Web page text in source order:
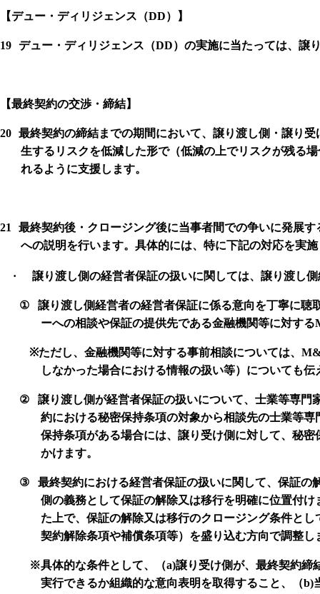
【デュー・ディリジェンス（DD）】
19 デュー・ディリジェンス（DD）の実施に当たっては、譲
【最終契約の交渉・締結】
20 最終契約の締結までの期間において、譲り渡し側・譲り
生するリスクを低減した形で（低減の上でリスクが残る
れるように支援します。
21
最終契約後・クロージング後に当事者間での争いに発展
への説明を行います。具体的には、特に下記の対応を実
· 譲り渡し側の経営者保証の扱いに関しては、譲り渡し
①
譲り渡し側経営者の経営者保証に係る意向を丁寧に
ーへの相談や保証の提供先である金融機関等に対する
※ただし、金融機関等に対する事前相談については、
しなかった場合における情報の扱い等）についても
②
譲り渡し側が経営者保証の扱いについて、士業等専
約における秘密保持条項の対象から相談先の士業等
保持条項がある場合には、譲り受け側に対して、秘
かけます。
③
最終契約における経営者保証の扱いに関して、保証
側の義務として保証の解除又は移行を明確に位置付
た上で、保証の解除又は移行のクロージング条件と
契約解除条項や補償条項等）を盛り込む方向で調整し
※具体的な条件として、（a)譲り受け側が、最終契約締
実行できるか組織的な意向表明を取得すること、（b)